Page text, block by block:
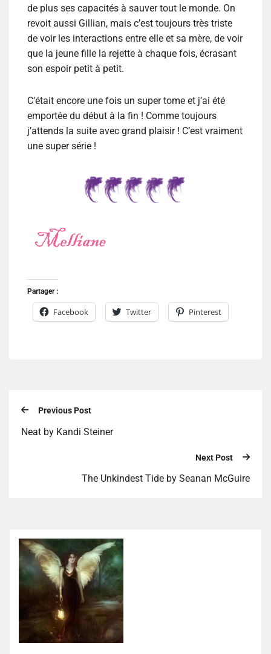
de plus ses capacités à sauver tout le monde. On
revoit aussi Gillian, mais c’est toujours très triste
de voir les interactions entre elle et sa mère, de voir
que la jeune fille la rejette à chaque fois, écrasant
son espoir petit à petit.
C’était encore une fois un super tome et j’ai été
emportée du début à la fin ! Comme toujours
j’attends la suite avec grand plaisir ! C’est vraiment
une super série !
Partager :
Facebook Twitter Pinterest
Previous Post
Neat by Kandi Steiner
Next Post
The Unkindest Tide by Seanan McGuire